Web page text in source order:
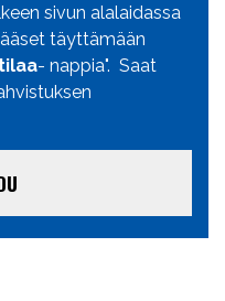
sivun alalaidassa
täyttämään
tilaa- nappia". Saat